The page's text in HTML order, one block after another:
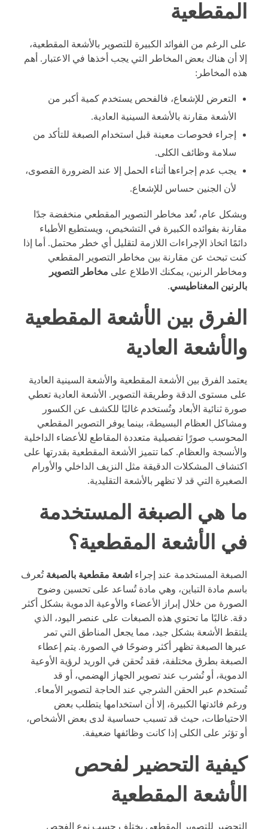
المقطعية
على الرغم من الفوائد الكبيرة للتصوير بالأشعة المقطعية،
إلا أن هناك بعض المخاطر التي يجب أخذها في الاعتبار. أهم
هذه المخاطر:
التعرض للإشعاع، فالفحص يستخدم كمية أكبر من
الأشعة مقارنة بالأشعة السينية العادية.
إجراء فحوصات معينة قبل استخدام الصبغة للتأكد من
سلامة وظائف الكلى.
يجب عدم إجراءها أثناء الحمل إلا عند الضرورة القصوى،
لأن الجنين حساس للإشعاع.
وبشكل عام، تُعد مخاطر التصوير المقطعي منخفضة جدًا
مقارنة بفوائده الكبيرة في التشخيص، ويستطيع الأطباء
دائمًا اتخاذ الإجراءات اللازمة لتقليل أي خطر محتمل. أما إذا
كنت تبحث عن مقارنة بين مخاطر التصوير المقطعي
ومخاطر الرنين، يمكنك الاطلاع على مخاطر التصوير
بالرنين المغناطيسي.
الفرق بين الأشعة المقطعية
والأشعة العادية
يعتمد الفرق بين الأشعة المقطعية والأشعة السينية العادية
على مستوى الدقة وطريقة التصوير. الأشعة العادية تعطي
صورة ثنائية الأبعاد وتُستخدم غالبًا للكشف عن الكسور
ومشاكل العظام البسيطة، بينما يوفر التصوير المقطعي
المحوسب صورًا تفصيلية متعددة المقاطع للأعضاء الداخلية
والأنسجة والعظام. كما تتميز الأشعة المقطعية بقدرتها على
اكتشاف المشكلات الدقيقة مثل النزيف الداخلي والأورام
الصغيرة التي قد لا تظهر بالأشعة التقليدية.
ما هي الصبغة المستخدمة
في الأشعة المقطعية؟
الصبغة المستخدمة عند إجراء اشعة مقطعية بالصبغة تُعرف
باسم مادة التباين، وهي مادة تُساعد على تحسين وضوح
الصورة من خلال إبراز الأعضاء والأوعية الدموية بشكل أكثر
دقة. غالبًا ما تحتوي هذه الصبغات على عنصر اليود، الذي
يلتقط الأشعة بشكل جيد، مما يجعل المناطق التي تمر
عبرها الصبغة تظهر أكثر وضوحًا في الصورة. يتم إعطاء
الصبغة بطرق مختلفة، فقد تُحقن في الوريد لرؤية الأوعية
الدموية، أو تُشرب عند تصوير الجهاز الهضمي، أو قد
تُستخدم عبر الحقن الشرجي عند الحاجة لتصوير الأمعاء.
ورغم فائدتها الكبيرة، إلا أن استخدامها يتطلب بعض
الاحتياطات، حيث قد تسبب حساسية لدى بعض الأشخاص،
أو تؤثر على الكلى إذا كانت وظائفها ضعيفة.
كيفية التحضير لفحص
الأشعة المقطعية
التحضير للتصوير المقطعي يختلف حسب نوع الفحص